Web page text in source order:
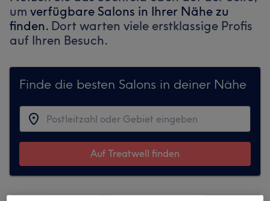
um verfügbare Salons in Ihrer Nähe zu
finden. Dort warten viele erstklassige Profis
auf Ihren Besuch.
Finde die besten Salons in deiner Nähe
Auf Treatwell finden